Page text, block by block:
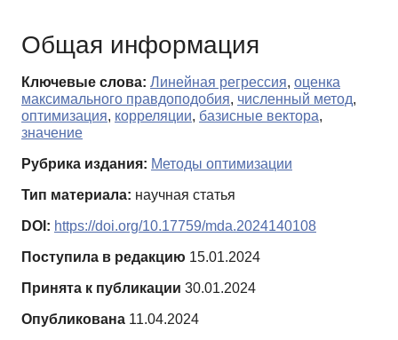
Общая информация
Ключевые слова: Линейная регрессия, оценка
максимального правдоподобия, численный метод,
оптимизация, корреляции, базисные вектора,
значение
Рубрика издания: Методы оптимизации
Тип материала: научная статья
DOI: https://doi.org/10.17759/mda.2024140108
Поступила в редакцию 15.01.2024
Принята к публикации 30.01.2024
Опубликована 11.04.2024